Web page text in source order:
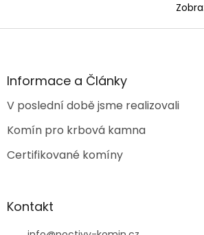
Z
aInformace a Články
V poslední době jsme realizovali
Komín pro krbová kamna
Certifikované komíny
Kontakt